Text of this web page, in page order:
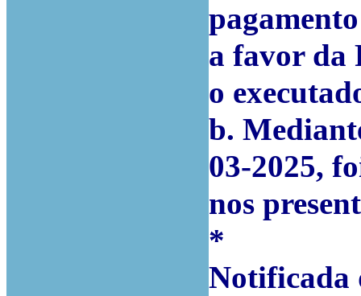
a favor da
o
b.
03-2025,
nos
*
Notificada